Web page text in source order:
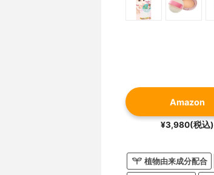
Amazon
¥3,980(税込)
植物由来成分配合